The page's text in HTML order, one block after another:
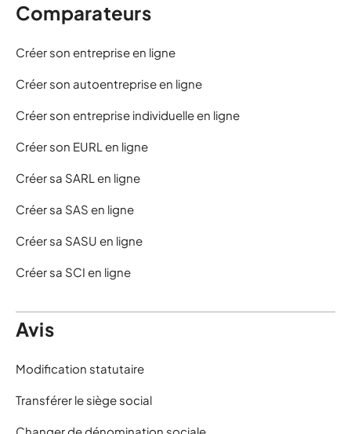
Comparateurs
Créer son entreprise en ligne
Créer son autoentreprise en ligne
Créer son entreprise individuelle en ligne
Créer son EURL en ligne
Créer sa SARL en ligne
Créer sa SAS en ligne
Créer sa SASU en ligne
Créer sa SCI en ligne
Avis
Modification statutaire
Transférer le siège social